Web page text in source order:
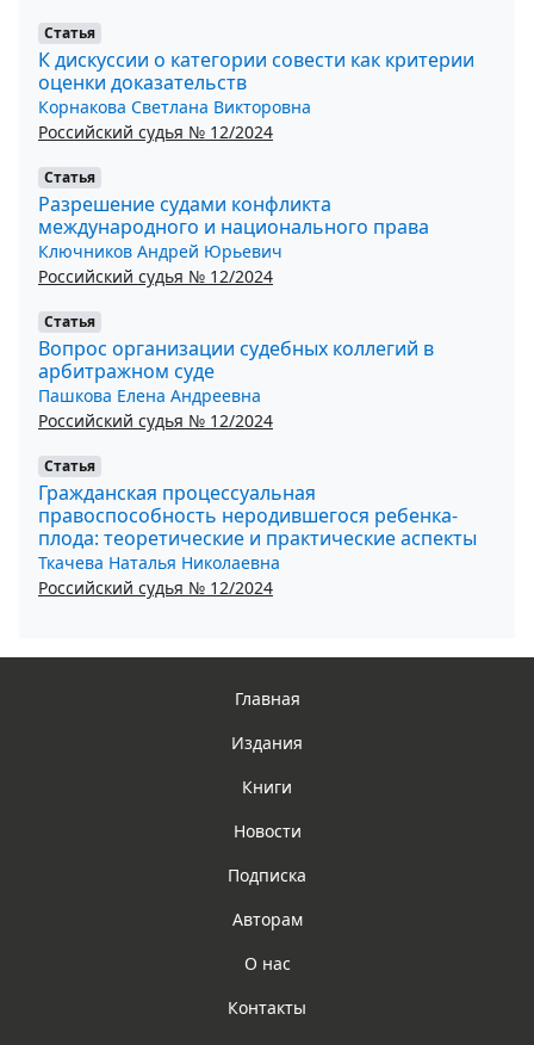
Статья
К дискуссии о категории совести как критерии
оценки доказательств
Корнакова Светлана Викторовна
Российский судья № 12/2024
Статья
Разрешение судами конфликта
международного и национального права
Ключников Андрей Юрьевич
Российский судья № 12/2024
Статья
Вопрос организации судебных коллегий в
арбитражном суде
Пашкова Елена Андреевна
Российский судья № 12/2024
Статья
Гражданская процессуальная
правоспособность неродившегося ребенка-
плода: теоретические и практические аспекты
Ткачева Наталья Николаевна
Российский судья № 12/2024
Главная
Издания
Книги
Новости
Подписка
Авторам
О нас
Контакты